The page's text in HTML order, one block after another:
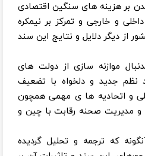
بر هزینه های سنگین اقتصادی
و خارجی و تمرکز بر نیمکره
از دیگر دلایل و نتایج این سند
موازنه سازی از دولت های
نظم جدید و دلخواه با تضعیف
و اتحادیه ها ی مهمی همچون
و مدیریت صحنه رقابت با چین و
که ترجمه و تحلیل گردیده